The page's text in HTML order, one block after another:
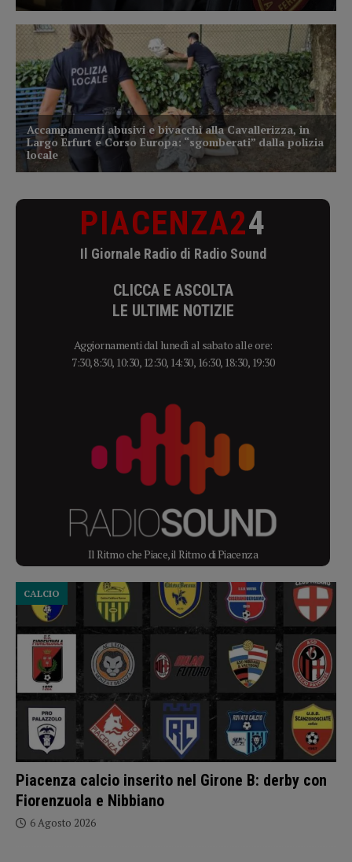
PIACENZA24
Il Giornale Radio di Radio Sound
CLICCA E ASCOLTA
LE ULTIME NOTIZIE
Aggiornamenti dal lunedì al sabato alle ore:
7:30, 8:30, 10:30, 12:30, 14:30, 16:30, 18:30, 19:30
Il Ritmo che Piace, il Ritmo di Piacenza
Piacenza calcio inserito nel Girone B: derby con
Fiorenzuola e Nibbiano
CALCIO
6 Agosto 2026